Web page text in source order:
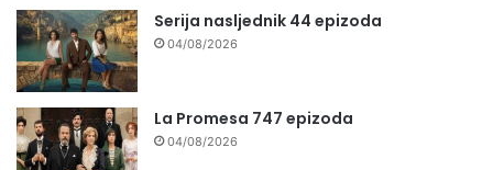
Serija nasljednik 44 epizoda
04/08/2026
La Promesa 747 epizoda
04/08/2026